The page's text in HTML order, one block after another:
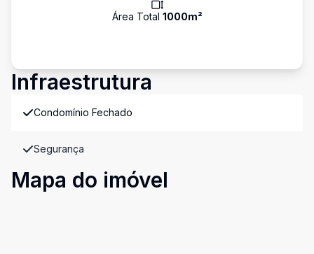
Área Total 1000m²
Infraestrutura
Condomínio Fechado
Segurança
Mapa do imóvel